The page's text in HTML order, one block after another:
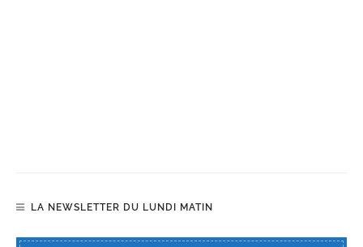
LA NEWSLETTER DU LUNDI MATIN